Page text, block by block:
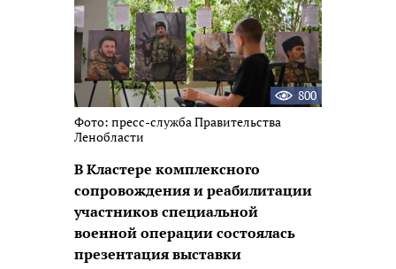
800
Фото: пресс-служба Правительства
Ленобласти
В Кластере комплексного
сопровождения и реабилитации
участников специальной
военной операции состоялась
презентация выставки